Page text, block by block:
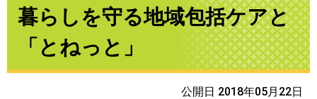
暮らしを守る地域包括ケアと
「とねっと」
公開日 2018年05月22日